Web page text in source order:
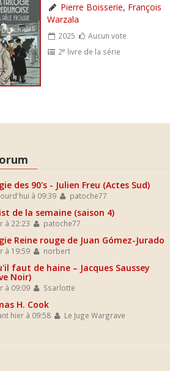
Pierre Boisserie, François
Warzala
2025
Aucun vote
2e livre de la série
des 90's - Julien Freu (Actes Sud)
à 09:39 patoche77
de la semaine (saison 4)
à 22:23 patoche77
Reine rouge de Juan Gómez-Jurado
à 19:59 norbert
faut de haine – Jacques Saussey
Noir)
à 09:09 Ssarlotte
H. Cook
hier à 09:58 Le Juge Wargrave